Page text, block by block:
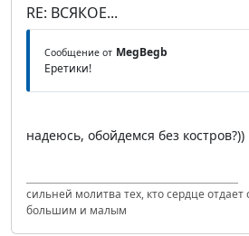
RE: ВСЯКОЕ...
Сообщение от MegBegb
Еретики!
надеюсь, обойдемся без костров?))
сильней молитва тех, кто сердце
большим и малым